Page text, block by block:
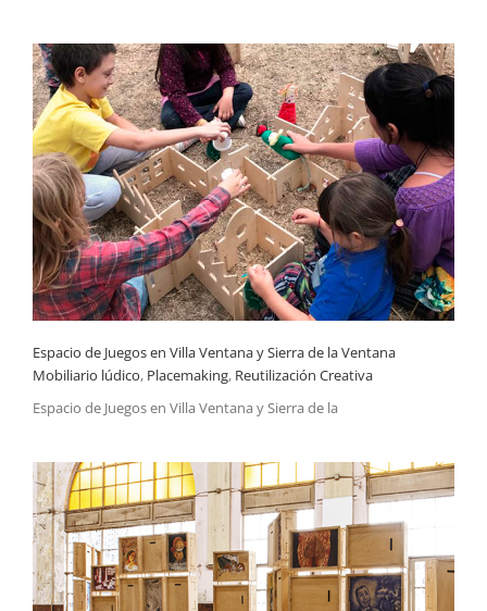
Espacio de Juegos en Villa Ventana y Sierra de la Ventana
Mobiliario lúdico, Placemaking, Reutilización Creativa
Espacio de Juegos en Villa Ventana y Sierra de la